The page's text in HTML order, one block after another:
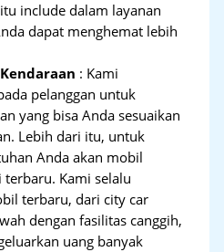
include dalam layanan
dapat menghemat lebih
: Kami
pelanggan untuk
yang bisa Anda sesuaikan
Lebih dari itu, untuk
Anda akan mobil
Kami selalu
terbaru, dari city car
dengan fasilitas canggih,
uang banyak